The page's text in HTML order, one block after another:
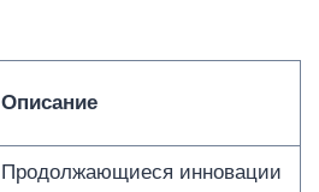
Описание
Продолжающиеся инновации